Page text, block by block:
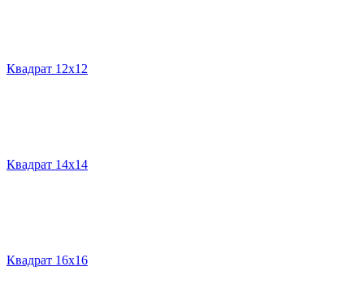
Квадрат 12х12
Квадрат 14х14
Квадрат 16х16